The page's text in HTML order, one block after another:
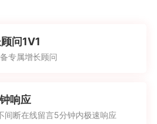
问1V1
专属增长顾问
响应
间断在线留言5分钟内极速响应